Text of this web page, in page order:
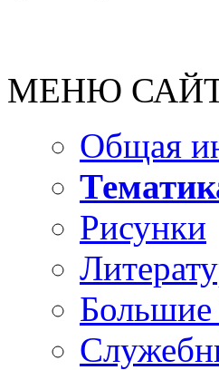
МЕНЮ
Общая
Рисунки
Большие